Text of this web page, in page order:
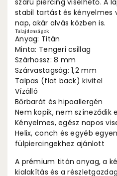
stabil tartást és kényelmes
nap, akár alvás közben is.
Tulajdonságok
Anyag: Titán
Minta: Tengeri csillag
Szárhossz: 8 mm
Szárvastagság: 1,2 mm
Talpas (flat back) kivitel
Vízálló
Bőrbarát és hipoallergén
Nem kopik, nem színeződik
Kényelmes, egész napos
Helix, conch és egyéb
fülpiercingekhez ajánlott
A prémium titán anyag, a
kialakítás és a